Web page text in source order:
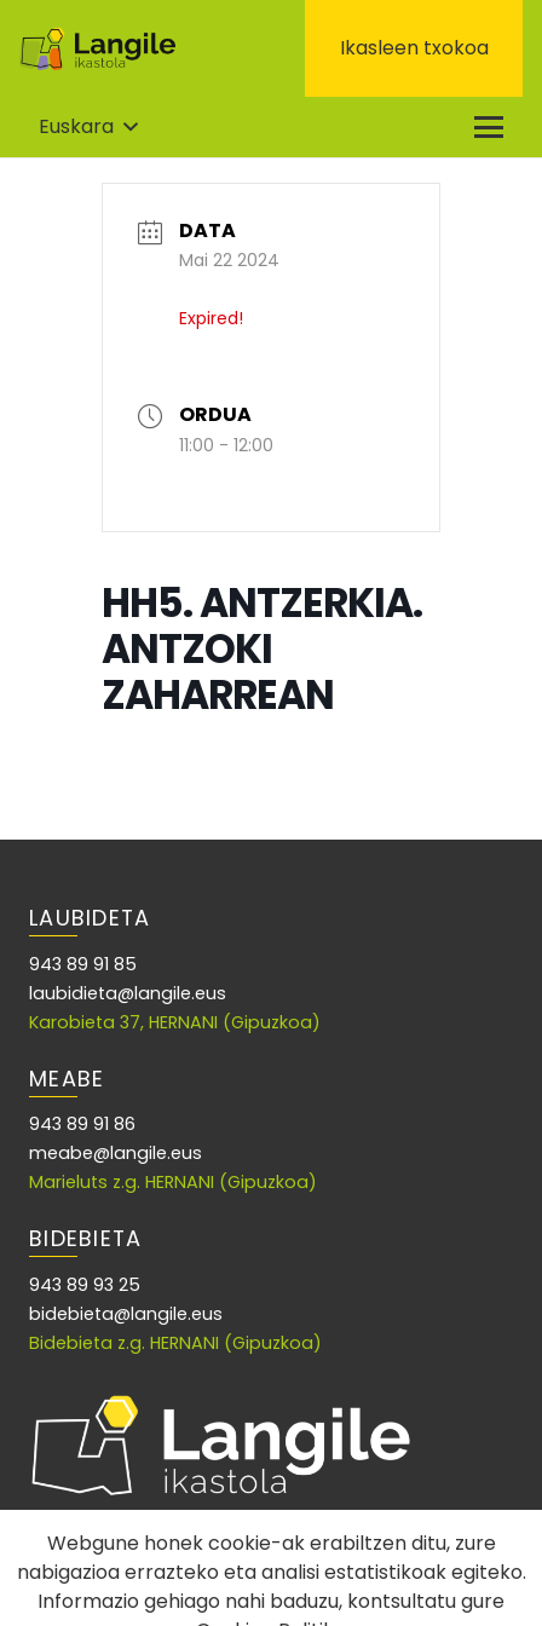
Ikasleen txokoa
Euskara
DATA
Mai 22 2024
Expired!
ORDUA
11:00 - 12:00
HH5. ANTZERKIA.
ANTZOKI
ZAHARREAN
LAUBIDETA
943 89 91 85
laubidieta@langile.eus
Karobieta 37, HERNANI (Gipuzkoa)
MEABE
943 89 91 86
meabe@langile.eus
Marieluts z.g. HERNANI (Gipuzkoa)
BIDEBIETA
943 89 93 25
bidebieta@langile.eus
Bidebieta z.g. HERNANI (Gipuzkoa)
Webgune honek cookie-ak erabiltzen ditu, zure
nabigazioa errazteko eta analisi estatistikoak egiteko.
Informazio gehiago nahi baduzu, kontsultatu gure